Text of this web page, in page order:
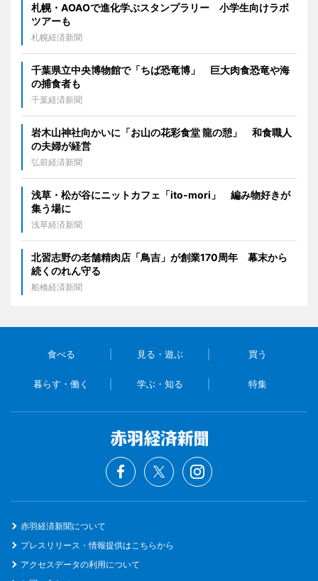
札幌・AOAOで進化学ぶスタンプラリー 小学生向けラボ
ツアーも
札幌経済新聞
千葉県立中央博物館で「ちば恐竜博」 巨大肉食恐竜や海
の捕食者も
千葉経済新聞
岩木山神社向かいに「お山の花彩食堂 龍の憩」 和食職人
の夫婦が経営
弘前経済新聞
浅草・松が谷にニットカフェ「ito-mori」 編み物好きが
集う場に
浅草経済新聞
北習志野の老舗精肉店「鳥吉」が創業170周年 幕末から
続くのれん守る
船橋経済新聞
食べる 見る・遊ぶ 買う
暮らす・働く 学ぶ・知る 特集
赤羽経済新聞について
プレスリリース・情報提供はこちらから
アクセスデータの利用について